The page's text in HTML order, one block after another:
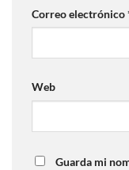
Correo electrónico
Web
Guarda mi